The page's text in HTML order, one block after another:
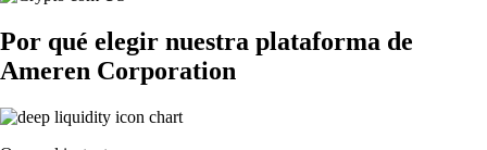
Por qué elegir nuestra plataforma de
Ameren Corporation